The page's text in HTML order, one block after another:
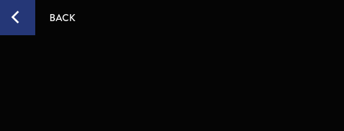
BACK